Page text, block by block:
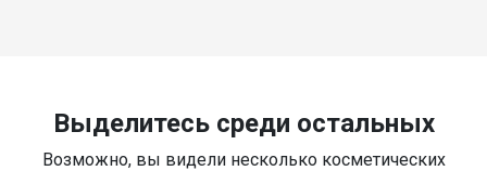
Выделитесь среди остальных
Возможно, вы видели несколько косметических